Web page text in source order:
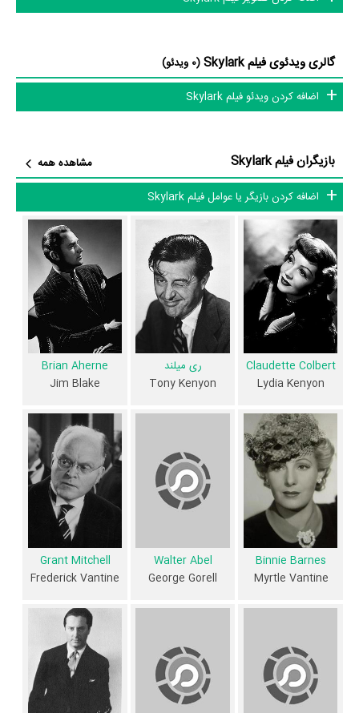
به ایفای نقش و بازیگری پرداخته‌اند. در فیلم Skylark حدود 10 بازیگر جلوی
Mark Sandrichبه‌عنوان کارگردان و به‌عنوان بازیگردان و همچنین تیم
بازیگری Skylark توانسته‌اند در این زمینه موفق باشند و بازی‌های درخشانی را
نمایش دهند؟
از دیگر بازیگران فیلم Skylark می‌توان به
Ernest Cossartدر نقش
Theodore،James Rennie در نقش Ned Franklyn و
Leonard Mudie
در نقش Jewelry Clerk اشاره کرد.
متوسط سن بازیگران Skylark براساس میزان سنی که از آنها در دایرةالمعارف
آنلاین سینما و تلویزیون یعنیمنظوم
ثبت شده، 86 سال است که نشان
می‌دهد بازیگران Skylark عمدتا از نظر سنی افرادی پیر و باتجربه هستند.
از محتوا و داستان فیلم Skylark چقدر اطلاع دارید؟ فیلم‌نامه Skylark توسط
سامسون رافیلسون،Allan ScottوZion Myers
نوشته شده است.
در خلاصه داستانی که یا از سوی تیم رسانه‌ای اثر و یا توسط دیگر رسانه‌ها درباره
داستان Skylark منتشر شده است، می‌خوانیم: «به عنوان پنجمین سالگرد تولد
عروسی او، زن متوجه می شود که او همیشه به دنبال کسب و کار تبلیغاتی
شوهرش است. فقط در لحظه ای که او سعی می کند تصمیم بگیرد چه کاری
فیلم Skylark از نظر ساختار (فرم)، محتوا و محیط تولید، به آثار مختلفی
شباهت دارد. با توجه به شاخص‌های متعدد و گوناگونی می‌توان گفت آثار
مرتبط فیلم Skylark عبارت است از: .
گالری ویدئوی فیلم Skylark
(0 ویدئو)
اضافه کردن ویدئو فیلم Skylark
بازیگران فیلم Skylark
مشاهده همه
اضافه کردن بازیگر یا عوامل فیلم Skylark
Claudette Colbert
Lydia Kenyon
ری میلند
Tony Kenyon
Brian Aherne
Jim Blake
Binnie Barnes
Myrtle Vantine
Walter Abel
George Gorell
Grant Mitchell
Frederick Vantine